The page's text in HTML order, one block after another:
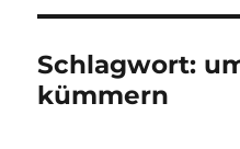
Schlagwort:
kümmern